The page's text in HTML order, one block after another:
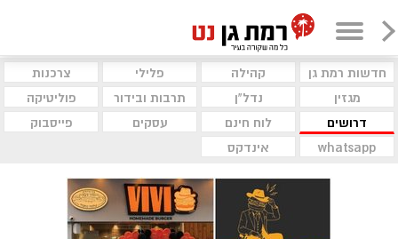
חדשות רמת גן קהילה פלילי
צרכנות
מגזין
נדל"ן תרבות ובידור
פוליטיקה
דרושים
לוח חינם עסקים
פייסבוק
whatsapp
אינדקס